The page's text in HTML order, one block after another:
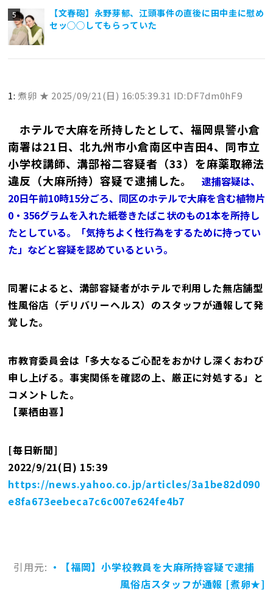
【文春砲】永野芽郁、江頭事件の直後に田中圭に慰め
セッ◯◯してもらっていた
1:煮卵 ★ 2025/09/21(日) 16:05:39.31 ID:DF7dm0hF9
ホテルで大麻を所持したとして、福岡県警小倉
南署は21日、北九州市小倉南区中吉田4、同市立
小学校講師、溝部裕二容疑者（33）を麻薬取締法
違反（大麻所持）容疑で逮捕した。
逮捕容疑は、
20日午前10時15分ごろ、同区のホテルで大麻を含む植物片
0・356グラムを入れた紙巻きたばこ状のもの1本を所持し
たとしている。「気持ちよく性行為をするために持ってい
た」などと容疑を認めているという。
同署によると、溝部容疑者がホテルで利用した無店舗型
性風俗店（デリバリーヘルス）のスタッフが通報して発
覚した。
市教育委員会は「多大なるご心配をおかけし深くおわび
申し上げる。事実関係を確認の上、厳正に対処する」と
コメントした。
【栗栖由喜】
[毎日新聞]
2022/9/21(日) 15:39
https://news.yahoo.co.jp/articles/3a1be82d090
e8fa673eebeca7c6c007e624fe4b7
引用元: ・【福岡】小学校教員を大麻所持容疑で逮捕
風俗店スタッフが通報 [煮卵★]